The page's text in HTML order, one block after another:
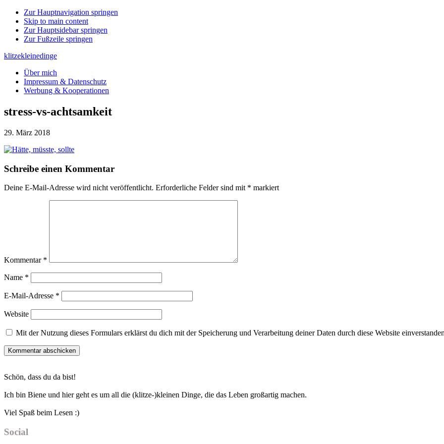
Zur Hauptnavigation springen
Skip to main content
Zur Hauptsidebar springen
Zur Fußzeile springen
klitzekleinedinge
Über mich
Impressum & Datenschutz
Werbung & Kooperationen
stress-vs-achtsamkeit
29. März 2018
Leser-
Schreibe einen Kommentar
Deine E-Mail-Adresse wird nicht veröffentlicht. Erforderliche Felder sind mit * markiert
Kommentar *
Name *
E-Mail-Adresse *
Website
Mit der Nutzung dieses Formulars erklärst du dich mit der Speicherung und Verarbeitung deiner Daten durch diese Website
Sidebar
Schön, dass du da bist!
Ich bin Biene und hier geht es um all die (klitze-)kleinen Dinge, die das Leben großartig machen.
Viel Spaß beim Lesen :)
Social